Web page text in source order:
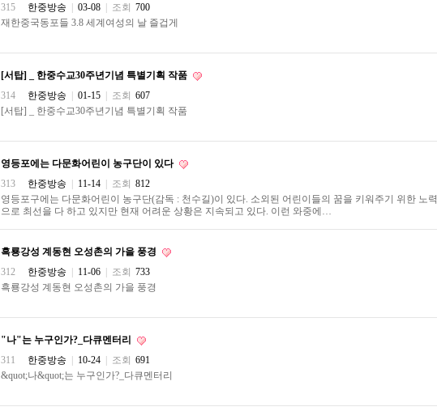
315
한중방송 03-08 조회 700
재한중국동포들 3.8 세계여성의 날 즐겁게
[서탑] _ 한중수교30주년기념 특별기획 작품
314
한중방송 01-15 조회 607
[서탑] _ 한중수교30주년기념 특별기획 작품
영등포에는 다문화어린이 농구단이 있다
313
한중방송 11-14 조회 812
영등포구에는 다문화어린이 농구단(감독 : 천수길)이 있다. 소외된 어린이들의 꿈을 키워주기 위한 노력
으로 최선을 다 하고 있지만 현재 어려운 상황은 지속되고 있다. 이런 와중에…
흑룡강성 계동현 오성촌의 가을 풍경
312
한중방송 11-06 조회 733
흑룡강성 계동현 오성촌의 가을 풍경
"나"는 누구인가?_다큐멘터리
311
한중방송 10-24 조회 691
&quot;나&quot;는 누구인가?_다큐멘터리